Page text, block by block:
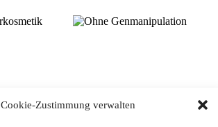
Cookie-Zustimmung verwalten